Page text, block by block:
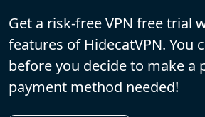
Get a risk-free VPN free trial
features of HidecatVPN. You
before you decide to make a
payment method needed!